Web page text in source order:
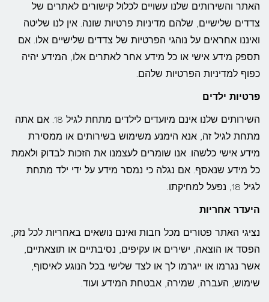
האתר והשירותים שלנו עשויים לכלול קישורים לאתרים של
צדדים שלישיים, שלהם מדיניות פרטיות שונה. אין לנו שליטה
ואיננו אחראים על נוהגי הפרטיות של צדדים שלישיים אלו. אם
תספק מידע אישי או כל מידע אחר לאתרים אלו, המידע יהיה
כפוף למדיניות הפרטיות שלהם.
פרטיות ילדים
השירותים שלנו אינם מיועדים לילדים מתחת לגיל 18. אם אתה
מתחת לגיל זה, אנא הימנע משימוש בשירותים או ממסירת
מידע אישי כלשהו. אנו שומרים לעצמנו את הזכות לבדוק ולאמת
כל מידע שנאסף. אם נגלה כי נמסר מידע על ידי ילד מתחת
לגיל 18, נפעל למחיקתו.
היעדר אחריות
נציגי האתר פטורים מכל חבות ואינם נושאים באחריות לכל נזק,
הפסד או הוצאה, ישירים או עקיפים, נסיבתיים או תוצאתיים,
אשר נגרמו או ייגרמו לך או לצד שלישי בכל הנוגע לאיסוף,
שימוש, העברה, שמירה, אבטחת המידע ועוד.